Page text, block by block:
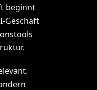
beginnt
Geschäft